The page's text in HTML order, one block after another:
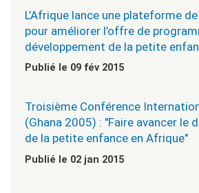
L’Afrique lance une plateforme
pour améliorer l’offre de
développement de la petite
Publié le 09 fév 2015
Troisième Conférence
(Ghana 2005) : "Faire avancer le
de la petite enfance en Afrique"
Publié le 02 jan 2015